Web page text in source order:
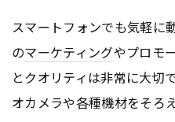
スマートフォンでも気軽に
のマーケティングやプロモ
とクオリティは非常に大切
オカメラや各種機材をそろ